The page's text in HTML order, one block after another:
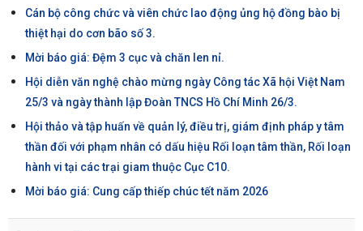
Cán bộ công chức và viên chức lao động ủng hộ đồng bào bị
thiệt hại do cơn bão số 3.
Mời báo giá: Đệm 3 cục và chăn len nỉ.
Hội diễn văn nghệ chào mừng ngày Công tác Xã hội Việt Nam
25/3 và ngày thành lập Đoàn TNCS Hồ Chí Minh 26/3.
Hội thảo và tập huấn về quản lý, điều trị, giám định pháp y tâm
thần đối với phạm nhân có dấu hiệu Rối loạn tâm thần, Rối loạn
hành vi tại các trại giam thuộc Cục C10.
Mời báo giá: Cung cấp thiếp chúc tết năm 2026